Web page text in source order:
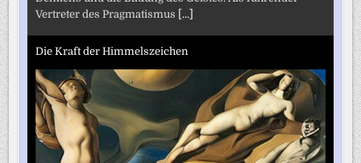
Vertreter des Pragmatismus [...]
Die Kraft der Himmelszeichen